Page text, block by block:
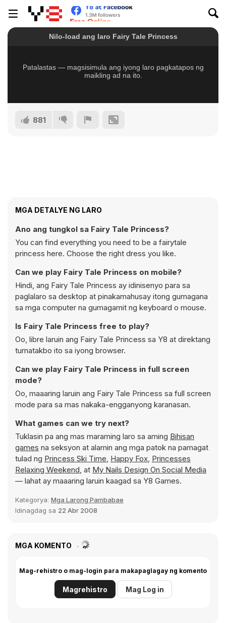
881
MGA DETALYE NG LARO
Ano ang tungkol sa Fairy Tale Princess?
You can find everything you need to be a fairytale
princess here. Choose the right dress you like.
Can we play Fairy Tale Princess on mobile?
Hindi, ang Fairy Tale Princess ay idinisenyo para sa
paglalaro sa desktop at pinakamahusay itong gumagana
sa mga computer na gumagamit ng keyboard o mouse.
Is Fairy Tale Princess free to play?
Oo, libre laruin ang Fairy Tale Princess sa Y8 at direktang
tumatakbo ito sa iyong browser.
Can we play Fairy Tale Princess in full screen
mode?
Oo, maaaring laruin ang Fairy Tale Princess sa full screen
mode para sa mas nakaka-engganyong karanasan.
What games can we try next?
Tuklasin pa ang mas maraming laro sa aming Bihisan
games na seksyon at alamin ang mga patok na pamagat
tulad ng Princess Ski Time, Happy Fox, Princesses
Relaxing Weekend, at My Nails Design On Social Media
— lahat ay maaaring laruin kaagad sa Y8 Games.
Kategorya: Mga Larong Pambabae
Idinagdag sa 22 Abr 2008
MGA KOMENTO
Mag-rehistro o mag-login para makapaglagay ng komento
Magrehistro Mag Log in